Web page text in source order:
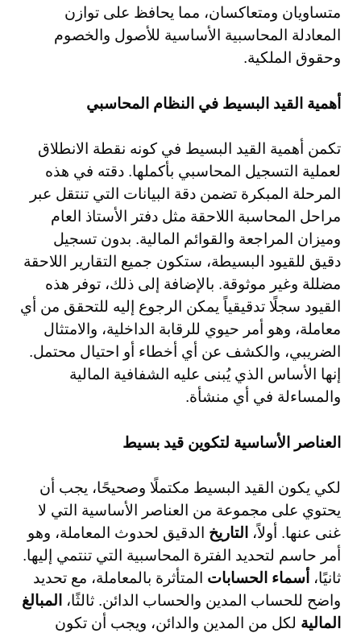
متساويان ومتعاكسان، مما يحافظ على توازن
المعادلة المحاسبية الأساسية للأصول والخصوم
وحقوق الملكية.
أهمية القيد البسيط في النظام المحاسبي
تكمن أهمية القيد البسيط في كونه نقطة الانطلاق
لعملية التسجيل المحاسبي بأكملها. دقته في هذه
المرحلة المبكرة تضمن دقة البيانات التي تنتقل عبر
مراحل المحاسبة اللاحقة مثل دفتر الأستاذ العام
وميزان المراجعة والقوائم المالية. بدون تسجيل
دقيق للقيود البسيطة، ستكون جميع التقارير اللاحقة
مضللة وغير موثوقة. بالإضافة إلى ذلك، توفر هذه
القيود سجلًا تدقيقياً يمكن الرجوع إليه للتحقق من أي
معاملة، وهو أمر حيوي للرقابة الداخلية، والامتثال
الضريبي، والكشف عن أي أخطاء أو احتيال محتمل.
إنها الأساس الذي يُبنى عليه الشفافية المالية
والمساءلة في أي منشأة.
العناصر الأساسية لتكوين قيد بسيط
لكي يكون القيد البسيط مكتملًا وصحيحًا، يجب أن
يحتوي على مجموعة من العناصر الأساسية التي لا
غنى عنها. أولاً،
التاريخ الدقيق لحدوث المعاملة، وهو
أمر حاسم لتحديد الفترة المحاسبية التي تنتمي إليها.
ثانيًا، أسماء الحسابات المتأثرة بالمعاملة، مع تحديد
واضح للحساب المدين والحساب الدائن. ثالثًا،
المبالغ
المالية لكل من المدين والدائن، ويجب أن تكون